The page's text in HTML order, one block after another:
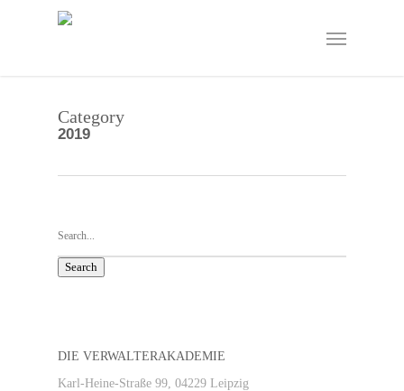
Menu
Category
2019
Search
DIE VERWALTERAKADEMIE
Karl-Heine-Straße 99, 04229 Leipzig